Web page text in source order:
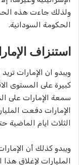
ولذلك جاءت هذه
الحكومة السودانية.
استنزاف
ويبدو ان الإمارات
كبيرة على المستوى
سمعة الإمارات على
الإمارات دفعت
الثلاث ايام الماضية
ويبدو كذلك أن
المليارات لإغلاق هذا